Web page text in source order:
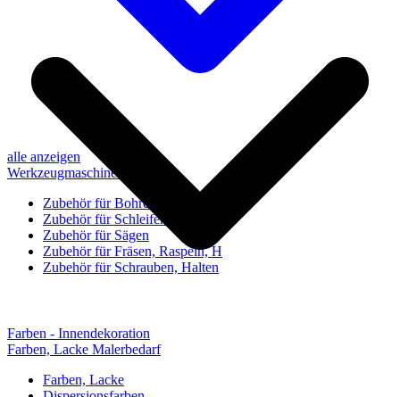
alle anzeigen
Werkzeugmaschinen-Zubehör
Zubehör für Bohren, Bohrhilfen
Zubehör für Schleifen, Poliere
Zubehör für Sägen
Zubehör für Fräsen, Raspeln, H
Zubehör für Schrauben, Halten
Farben - Innendekoration
Farben, Lacke Malerbedarf
Farben, Lacke